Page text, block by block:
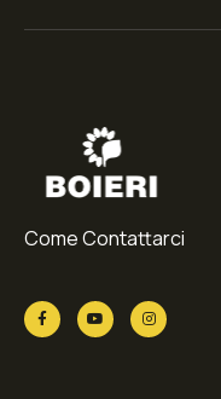
Come Contattarci